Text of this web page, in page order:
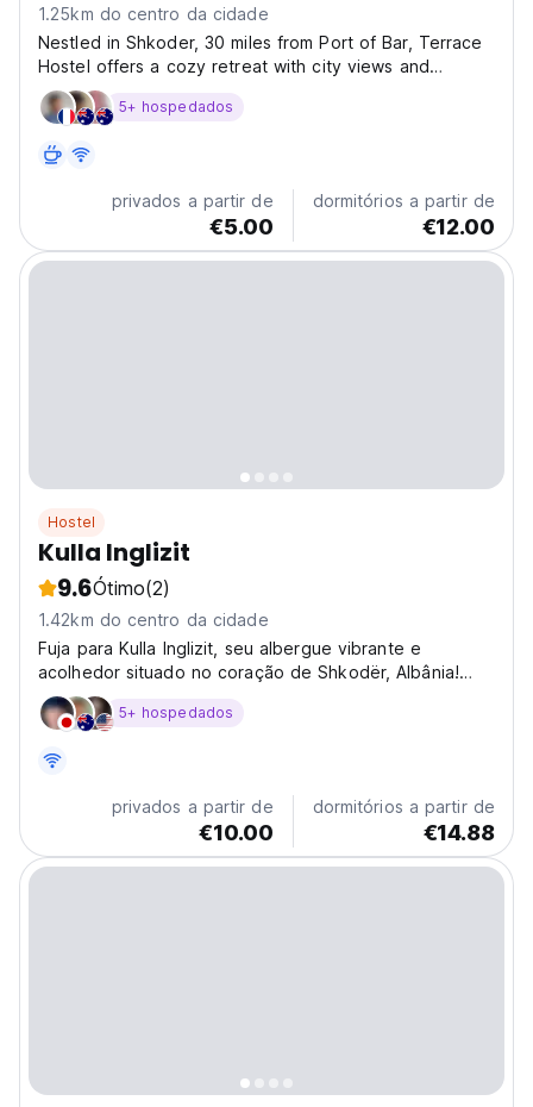
1.25km do centro da cidade
Nestled in Shkoder, 30 miles from Port of Bar, Terrace
Hostel offers a cozy retreat with city views and
convenient amenities. Guests enjoy a bar, and free
WiFi. The hostel features shared accommodation with
5+ hospedados
privados a partir de
€5.00
dormitórios a partir de
€12.00
Hostel
Kulla Inglizit
9.6Ótimo(2)
1.42km do centro da cidade
Fuja para Kulla Inglizit, seu albergue vibrante e
acolhedor situado no coração de Shkodër, Albânia!
Descubra o charme desta cidade histórica a partir de
nossa base idealmente localizada na Rruga Teuta.
perfeita...
5+ hospedados
privados a partir de
€10.00
dormitórios a partir de
€14.88